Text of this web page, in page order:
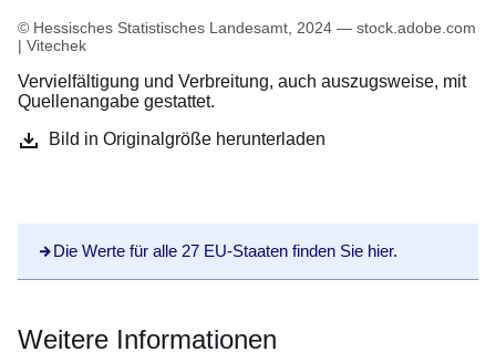
© Hessisches Statistisches Landesamt, 2024 — stock.adobe.com
| Vitechek
Vervielfältigung und Verbreitung, auch auszugsweise, mit
Quellenangabe gestattet.
Bild in Originalgröße herunterladen
Die Werte für alle 27 EU-Staaten finden Sie hier.
Weitere Informationen